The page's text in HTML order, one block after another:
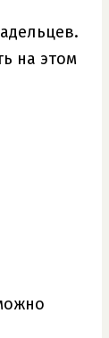
на этом